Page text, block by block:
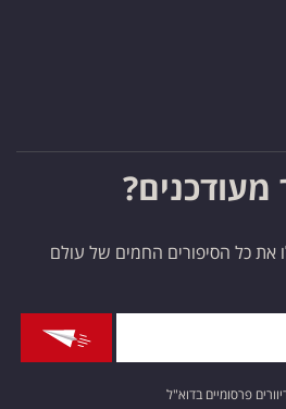
את כל הסיפורים החמים של עולם
פרסומיים בדוא"ל